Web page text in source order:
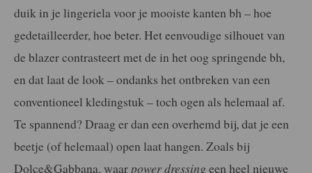
duik in je lingeriela voor je mooiste kanten bh – hoe
gedetailleerder, hoe beter. Het eenvoudige silhouet van
de blazer contrasteert met de in het oog springende bh,
en dat laat de look – ondanks het ontbreken van een
conventioneel kledingstuk – toch ogen als helemaal af.
Te spannend? Draag er dan een overhemd bij, dat je een
beetje (of helemaal) open laat hangen. Zoals bij
Dolce&Gabbana, waarpower dressing een heel nieuwe